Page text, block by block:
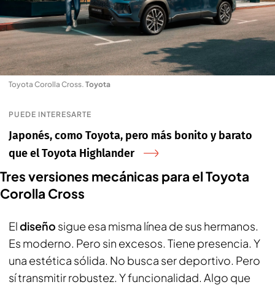
Toyota Corolla Cross. Toyota
PUEDE INTERESARTE
Japonés, como Toyota, pero más bonito y barato
que el Toyota Highlander
Tres versiones mecánicas para el Toyota
Corolla Cross
Eldiseño sigue esa misma línea de sus hermanos.
Es moderno. Pero sin excesos. Tiene presencia. Y
una estética sólida. No busca ser deportivo. Pero
sí transmitir robustez. Y funcionalidad. Algo que